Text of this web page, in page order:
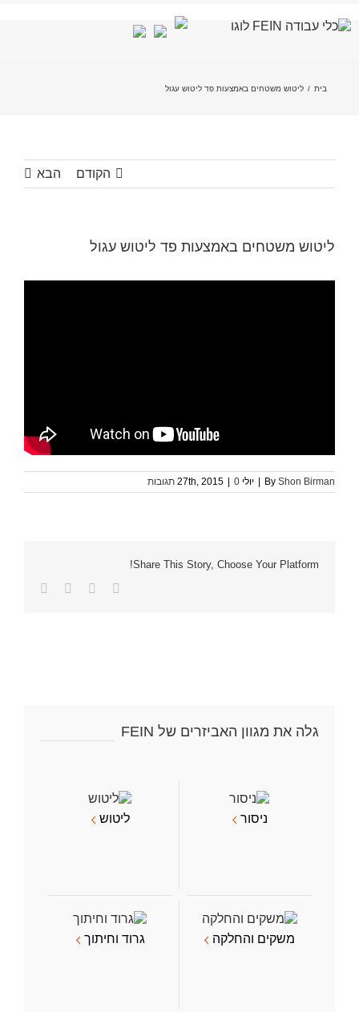
בית / ליטוש משטחים באמצעות פד ליטוש עגול
הקודם הבא
ליטוש משטחים באמצעות פד ליטוש עגול
By Shon Birman יולי 27th, 2015 0 תגובות
Share This Story, Choose Your Platform!
Facebook
Twitter
LinkedIn
גלה את מגוון האביזרים של FEIN
ניסור ליטוש
משקים והחלקה גרוד וחיתוך